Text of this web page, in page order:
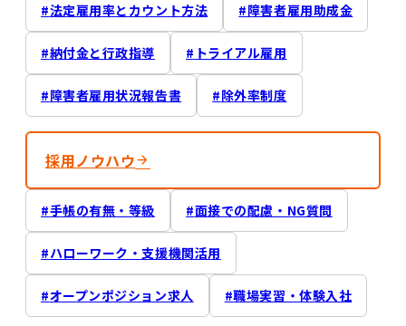
法定雇用率とカウント方法 障害者雇用助成金
納付金と行政指導 トライアル雇用
障害者雇用状況報告書 除外率制度
採用ノウハウ
手帳の有無・等級 面接での配慮・NG質問
ハローワーク・支援機関活用
オープンポジション求人 職場実習・体験入社